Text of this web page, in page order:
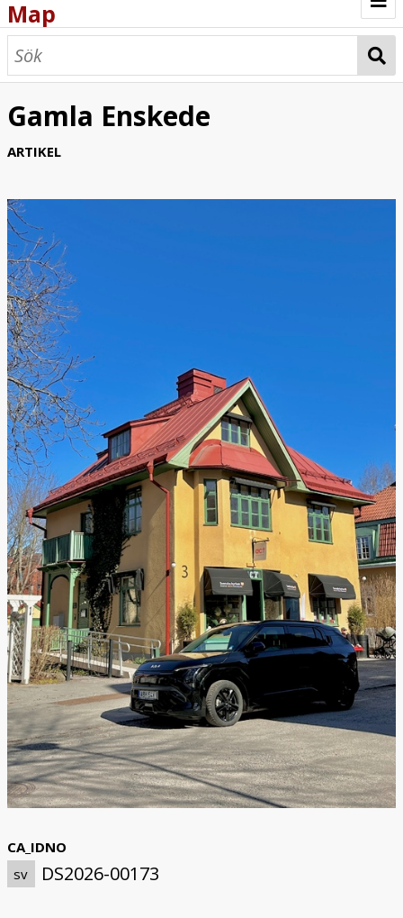
Map
Browse
Map
Gamla Enskede
ARTIKEL
CA_IDNO
sv
DS2026-00173